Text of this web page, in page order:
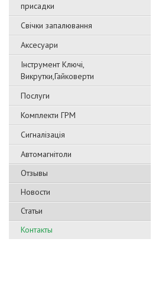
присадки
Свічки запалювання
Аксесуари
Інструмент Ключі,
Викрутки,Гайковерти
Послуги
Комплекти ГРМ
Сигналізація
Автомагнітоли
Отзывы
Новости
Статьи
Контакты